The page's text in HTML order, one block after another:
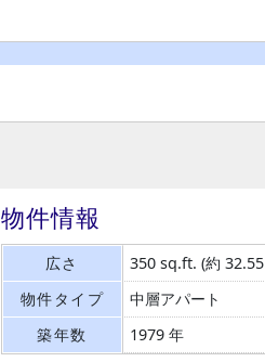
物件情報
広さ 350 sq.ft. (約 32.55
物件タイプ
中層アパート
築年数
1979 年